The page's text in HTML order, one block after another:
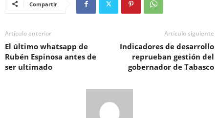
Compartir
Artículo anterior
El último whatsapp de
Rubén Espinosa antes de
ser ultimado
Artículo siguiente
Indicadores de desarrollo
reprueban gestión del
gobernador de Tabasco